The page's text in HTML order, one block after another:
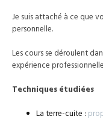
Je suis attaché à ce que
personnelle.
Les cours se déroulent
expérience
Techniques étudiées
La terre-cuite :